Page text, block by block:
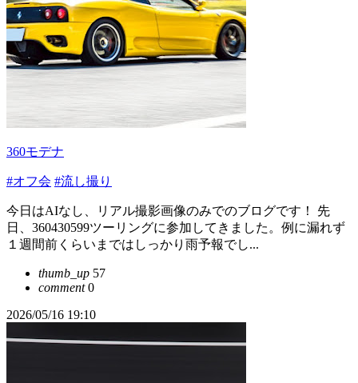
360モデナ
#オフ会 #流し撮り
今日はAIなし、リアル撮影画像のみでのブログです！ 先
日、360430599ツーリングに参加してきました。例に漏れず
１週間前くらいまではしっかり雨予報でし...
thumb_up 57
comment0
2026/05/16 19:10